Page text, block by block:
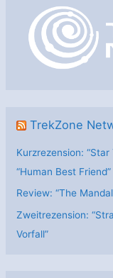
TrekZone
Kurzrezension:
“Human Best Friend”
Review: “The
Zweitrezension:
Vorfall”